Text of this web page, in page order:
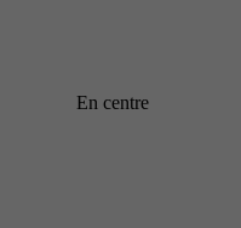
En centre